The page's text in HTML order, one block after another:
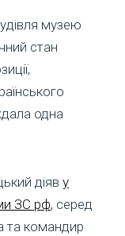
музею
стан
одна
діяв у
ЗС рф, серед
та командир